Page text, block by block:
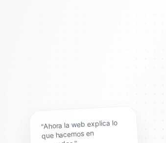
"Ahora la web explica lo
que hacemos en